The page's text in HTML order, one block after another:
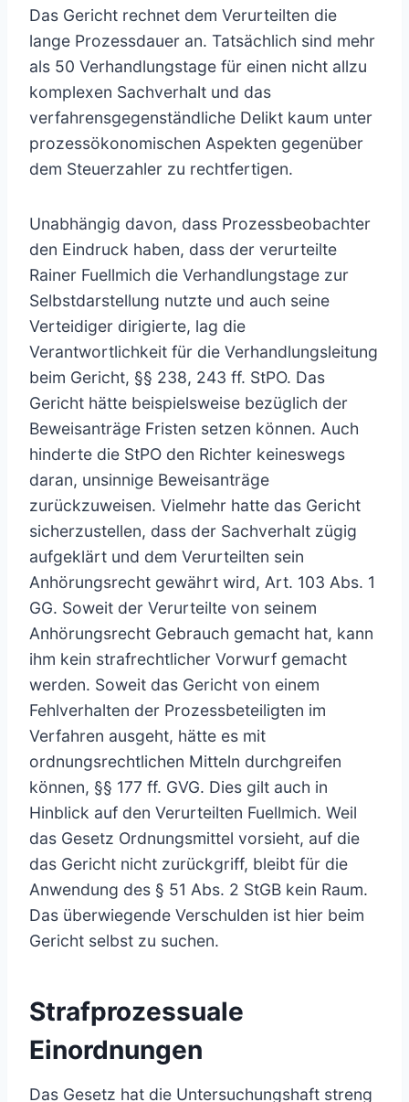
Das Gericht rechnet dem Verurteilten die
lange Prozessdauer an. Tatsächlich sind mehr
als 50 Verhandlungstage für einen nicht allzu
komplexen Sachverhalt und das
verfahrensgegenständliche Delikt kaum unter
prozessökonomischen Aspekten gegenüber
dem Steuerzahler zu rechtfertigen.
Unabhängig davon, dass Prozessbeobachter
den Eindruck haben, dass der verurteilte
Rainer Fuellmich die Verhandlungstage zur
Selbstdarstellung nutzte und auch seine
Verteidiger dirigierte, lag die
Verantwortlichkeit für die Verhandlungsleitung
beim Gericht, §§ 238, 243 ff. StPO. Das
Gericht hätte beispielsweise bezüglich der
Beweisanträge Fristen setzen können. Auch
hinderte die StPO den Richter keineswegs
daran, unsinnige Beweisanträge
zurückzuweisen. Vielmehr hatte das Gericht
sicherzustellen, dass der Sachverhalt zügig
aufgeklärt und dem Verurteilten sein
Anhörungsrecht gewährt wird, Art. 103 Abs. 1
GG. Soweit der Verurteilte von seinem
Anhörungsrecht Gebrauch gemacht hat, kann
ihm kein strafrechtlicher Vorwurf gemacht
werden. Soweit das Gericht von einem
Fehlverhalten der Prozessbeteiligten im
Verfahren ausgeht, hätte es mit
ordnungsrechtlichen Mitteln durchgreifen
können, §§ 177 ff. GVG. Dies gilt auch in
Hinblick auf den Verurteilten Fuellmich. Weil
das Gesetz Ordnungsmittel vorsieht, auf die
das Gericht nicht zurückgriff, bleibt für die
Anwendung des § 51 Abs. 2 StGB kein Raum.
Das überwiegende Verschulden ist hier beim
Gericht selbst zu suchen.
Strafprozessuale
Einordnungen
Das Gesetz hat die Untersuchungshaft streng